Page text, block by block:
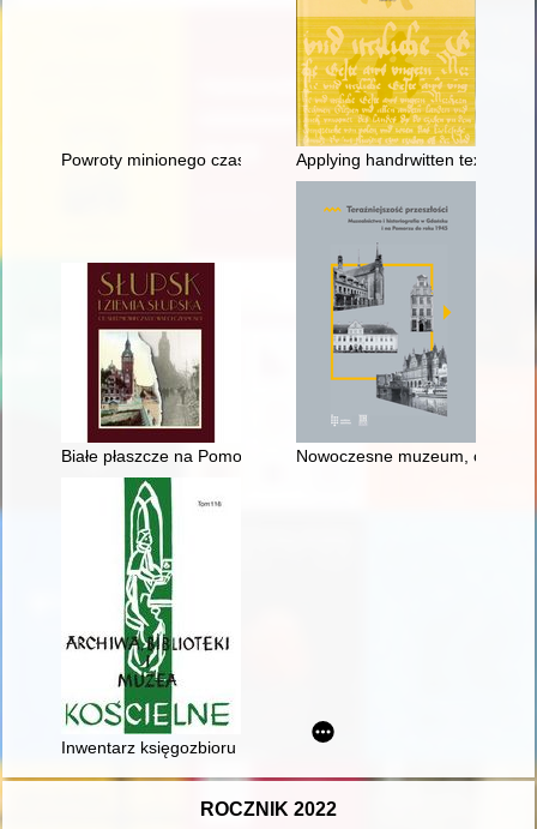
Powroty minionego czasu - recenzja]Applying handrwitten text
Białe płaszcze na Pomorzu : metody ekspansji Zakonu
Nowoczesne muzeum, czyli
Inwentarz księgozbioru biskupa diecezji lubelskiej Mateusza
ROCZNIK 2022